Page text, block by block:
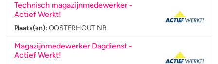
Technisch magazijnmedewerker -
Actief Werkt!
Plaats(en): OOSTERHOUT NB
Magazijnmedewerker Dagdienst -
Actief Werkt!